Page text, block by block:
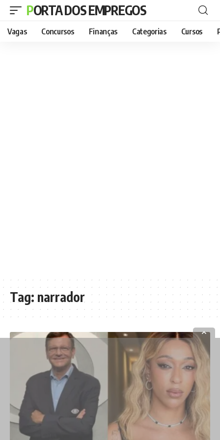
PORTA DOS EMPREGOS
Vagas Concursos Finanças Categorias Cursos
Tag: narrador